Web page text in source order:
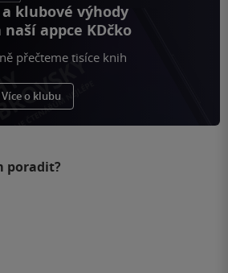
klubové výhody
appce KDčko
přečteme tisíce knih
Více o klubu
poradit?